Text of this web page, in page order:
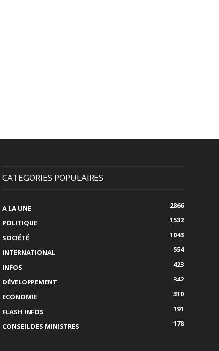
CATEGORIES POPULAIRES
A LA UNE
2866
POLITIQUE
1532
SOCIÉTÉ
1043
INTERNATIONAL
554
INFOS
423
DÉVELOPPEMENT
342
ECONOMIE
310
FLASH INFOS
191
CONSEIL DES MINISTRES
178